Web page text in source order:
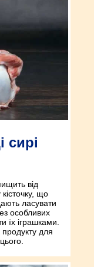
сирі
від
що
ласувати
особливих
їх іграшками.
для